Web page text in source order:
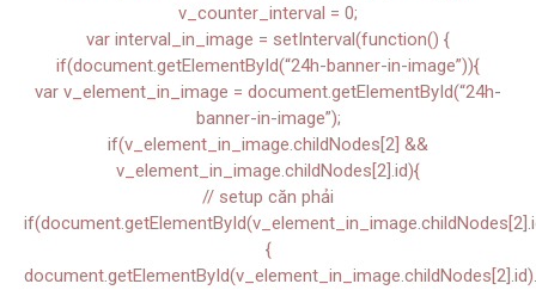
v_counter_interval = 0;
var interval_in_image = setInterval(function() {
if(document.getElementById(“24h-banner-in-image”)){
var v_element_in_image = document.getElementById(“24h-
banner-in-image”);
if(v_element_in_image.childNodes[2] &&
v_element_in_image.childNodes[2].id){
// setup căn phải
{